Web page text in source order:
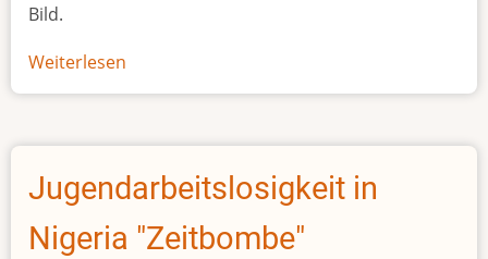
Bild.
Weiterlesen
Afrikas
Größe
Jugendarbeitslosigkeit in
Nigeria "Zeitbombe"